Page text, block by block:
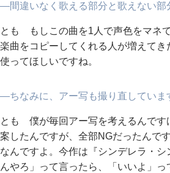
―間違いなく歌える部分と歌えない部
とも もしこの曲を1人で声色をマネ
楽曲をコピーしてくれる人が増えて
使ってほしいですね。
―ちなみに、アー写も撮り直していま
とも 僕が毎回アー写を考えるんです
案したんですが、全部NGだったんで
なんですよ。今作は『シンデレラ・
んやろ」って言ったら、「いいよ」